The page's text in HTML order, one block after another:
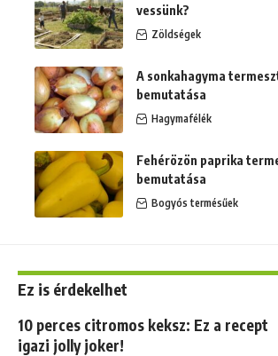
vessünk?
Zöldségek
A sonkahagyma
bemutatása
Hagymafélék
Fehérözön paprika
bemutatása
Bogyós termésűek
Ez is érdekelhet
10 perces citromos keksz: Ez a recept
igazi jolly joker!